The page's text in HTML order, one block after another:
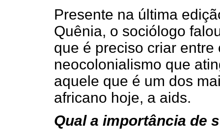
Presente na última
Quênia, o sociólogo
que é preciso criar
neocolonialismo que
aquele que é um dos
africano hoje, a aids.
Qual a importância de